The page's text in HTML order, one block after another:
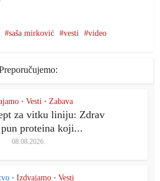
saša mirković vesti video
• Vesti • Zabava
za vitku liniju: Zdrav
proteina koji...
08.08.2026.
• Izdvajamo • Vesti